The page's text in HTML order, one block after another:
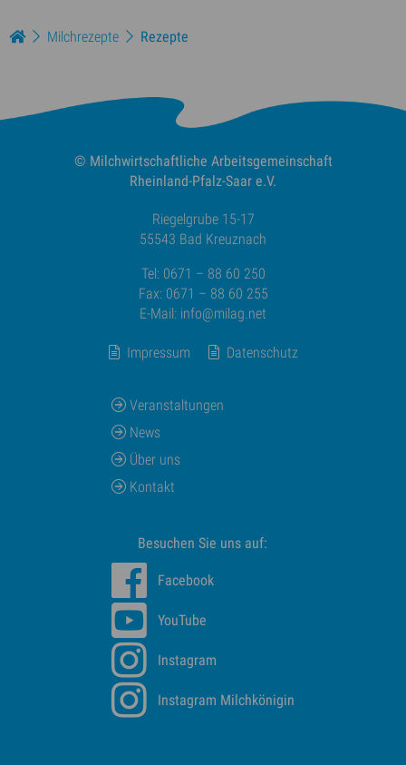
Milchrezepte Rezepte
© Milchwirtschaftliche Arbeitsgemeinschaft
Rheinland-Pfalz-Saar e.V.
Riegelgrube 15-17
55543 Bad Kreuznach
Tel: 0671 – 88 60 250
Fax: 0671 – 88 60 255
E-Mail: info@milag.net
Impressum Datenschutz
Veranstaltungen
News
Über uns
Kontakt
Besuchen Sie uns auf:
Facebook
YouTube
Instagram
Instagram Milchkönigin